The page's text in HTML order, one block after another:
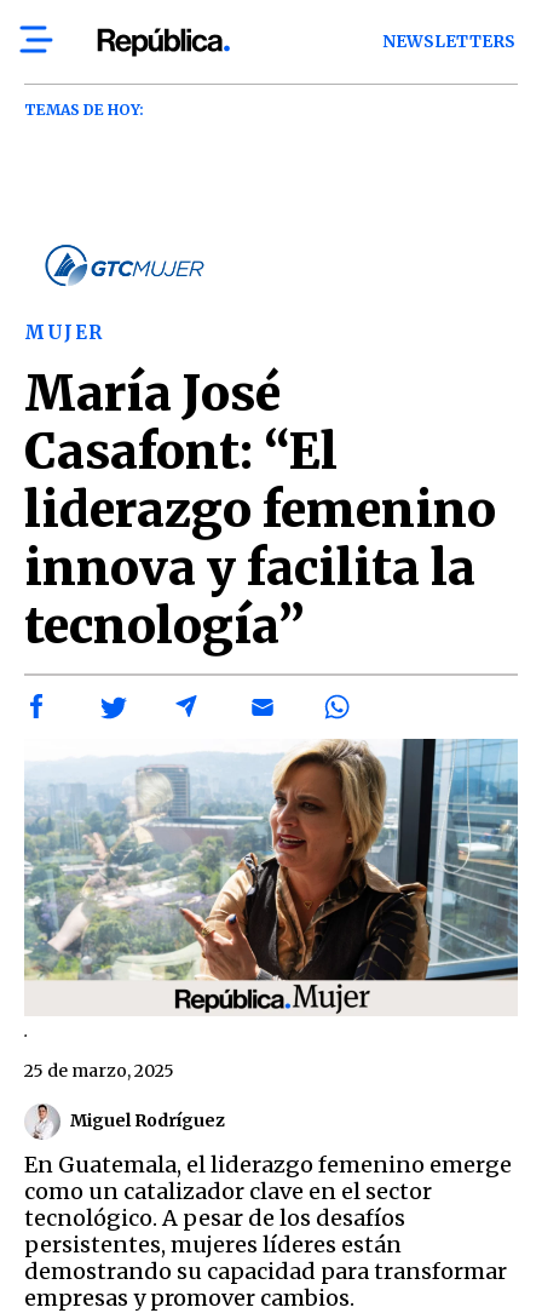
NEWSLETTERS
TEMAS DE HOY:
MUJER
María José
Casafont: “El
liderazgo femenino
innova y facilita la
tecnología”
.
Miguel Rodríguez
25 de marzo, 2025
En Guatemala, el liderazgo femenino emerge
como un catalizador clave en el sector
tecnológico. A pesar de los desafíos
persistentes, mujeres líderes están
demostrando su capacidad para transformar
empresas y promover cambios.